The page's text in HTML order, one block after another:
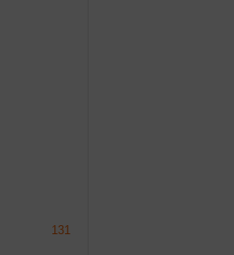
131